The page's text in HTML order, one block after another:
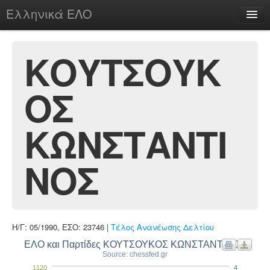
Ελληνικά ΕΛΟ
chesstu.be @ discord
Login
ΚΟΥΤΣΟΥΚ
ΟΣ
ΚΩΝΣΤΑΝΤΙ
ΝΟΣ
Η/Γ: 05/1990, ΕΣΟ: 23746 | Τέλος Ανανέωσης Δελτίου
ΕΛΟ και Παρτίδες ΚΟΥΤΣΟΥΚΟΣ ΚΩΝΣΤΑΝΤΙΝΟΣ
Source: chessfed.gr
1120 4